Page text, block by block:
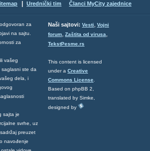
Urednički tim Članci MyCity zajednice
za
na sajtu.
za
vašeg
ste da
dela, i
sajta je
svrhe, uz
preuzet
navođenje
Naši sajtovi: Vesti, Vojni
forum, Zaštita od virusa,
TekstPesme.rs
This content is licensed
under a Creative
Commons License
Based on phpBB 2,
translated by Simke,
designed by